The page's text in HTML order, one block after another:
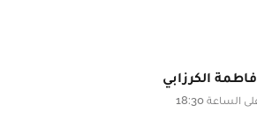
فاطمة الكرزابي